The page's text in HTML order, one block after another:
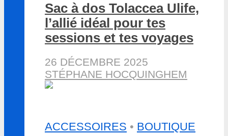
Sac à dos Tolaccea Ulife,
l’allié idéal pour tes
sessions et tes voyages
26 DÉCEMBRE 2025
STÉPHANE HOCQUINGHEM
ACCESSOIRES • BOUTIQUE